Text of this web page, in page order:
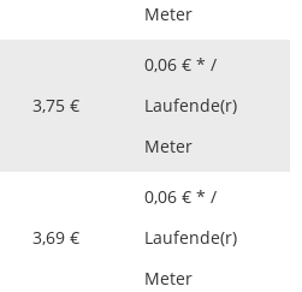
Meter
3,75 €
0,06 € * /
Laufende(r)
Meter
3,69 €
0,06 € * /
Laufende(r)
Meter